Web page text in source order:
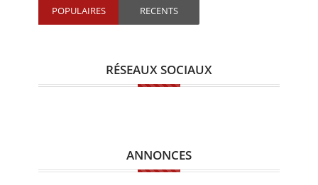
POPULAIRES RECENTS
RÉSEAUX SOCIAUX
ANNONCES